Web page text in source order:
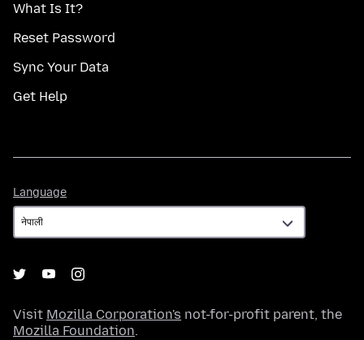
What Is It?
Reset Password
Sync Your Data
Get Help
Language
Visit Mozilla Corporation's not-for-profit parent, the
Mozilla Foundation.